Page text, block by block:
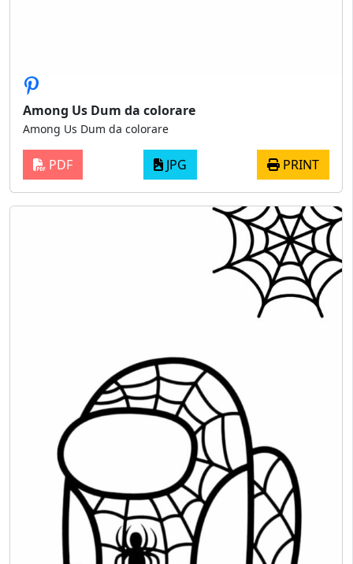
Among Us Dum da colorare
Among Us Dum da colorare
PDF JPG PRINT